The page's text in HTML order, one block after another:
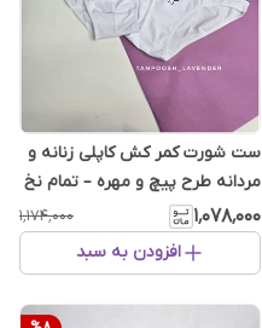
ست شورت کمر کش کاپلی زنانه و
مردانه طرح پیچ و مهره – تمام نخ
پنبه لطیف - ست فان
۱٬۰۷۸٬۰۰۰ ۱٬۱۷۴٬۰۰۰
افزودن به سبد